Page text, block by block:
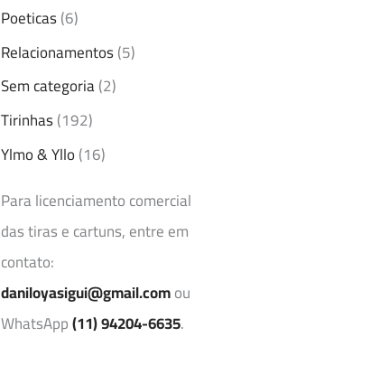
Poeticas(6)
Relacionamentos(5)
Sem categoria(2)
Tirinhas(192)
Ylmo & Yllo(16)
Para licenciamento comercial
das tiras e cartuns, entre em
contato:
daniloyasigui@gmail.comou
WhatsApp(11) 94204-6635.